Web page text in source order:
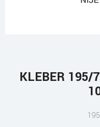
KLEBER 195/